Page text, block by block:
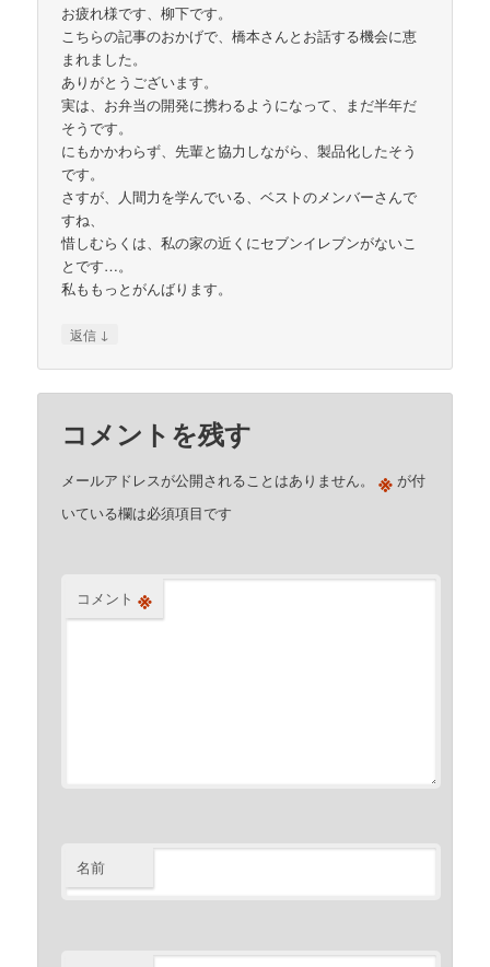
お疲れ様です、柳下です。
こちらの記事のおかげで、橋本さんとお話する機会に恵
まれました。
ありがとうございます。
実は、お弁当の開発に携わるようになって、まだ半年だ
そうです。
にもかかわらず、先輩と協力しながら、製品化したそう
です。
さすが、人間力を学んでいる、ベストのメンバーさんで
すね、
惜しむらくは、私の家の近くにセブンイレブンがないこ
とです…。
私ももっとがんばります。
返信 ↓
コメントを残す
メールアドレスが公開されることはありません。 ※ が付
いている欄は必須項目です
コメント ※
名前